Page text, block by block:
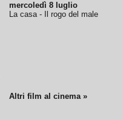
mercoledì 8 luglio
La casa - Il rogo del male
Altri film al cinema »